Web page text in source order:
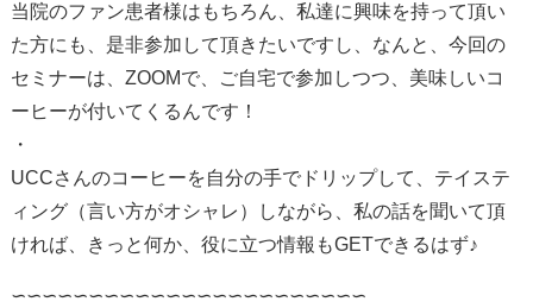
当院のファン患者様はもちろん、私達に興味を持って頂い
た方にも、是非参加して頂きたいですし、なんと、今回の
セミナーは、ZOOMで、ご自宅で参加しつつ、美味しいコ
ーヒーが付いてくるんです！
・
UCCさんのコーヒーを自分の手でドリップして、テイステ
ィング（言い方がオシャレ）しながら、私の話を聞いて頂
ければ、きっと何か、役に立つ情報もGETできるはず♪
∽∽∽∽∽∽∽∽∽∽∽∽∽∽∽∽∽∽∽∽∽∽∽